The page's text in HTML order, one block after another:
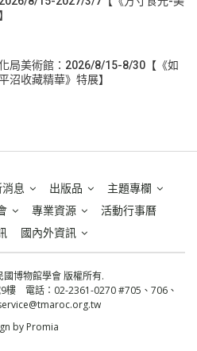
局美術館：2026/8/15-8/30【《如
沼收藏精華》特展】
息 出版品
主題專欄
專業資源
活動行事曆
國內外資訊
博物館學會 版權所有.
樓 電話：02-2361-0270 #705、706、
by Promia